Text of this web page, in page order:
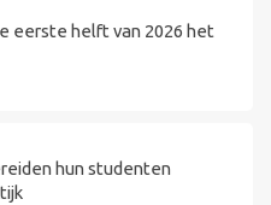
eerste helft van 2026 het
hun studenten